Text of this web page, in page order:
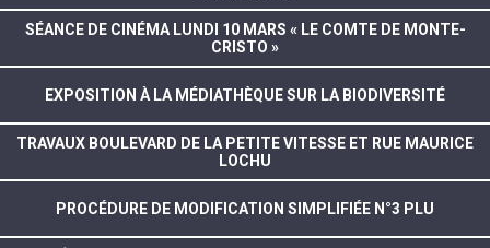
SÉANCE DE CINÉMA LUNDI 10 MARS « LE COMTE DE MONTE-
CRISTO »
EXPOSITION À LA MÉDIATHÈQUE SUR LA BIODIVERSITÉ
TRAVAUX BOULEVARD DE LA PETITE VITESSE ET RUE MAURICE
LOCHU
PROCÉDURE DE MODIFICATION SIMPLIFIÉE N°3 PLU